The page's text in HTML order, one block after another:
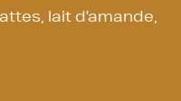
lait d'amande,